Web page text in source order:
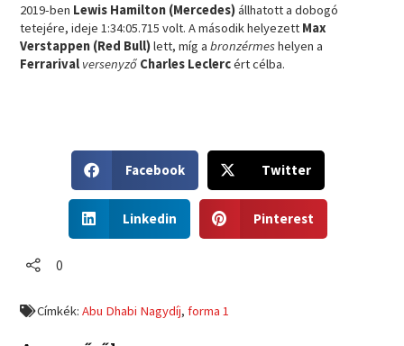
2019-ben Lewis Hamilton (Mercedes)állhatott a dobogó
tetejére, ideje 1:34:05.715 volt. A második helyezett Max
Verstappen (Red Bull)lett, míg abronzérmeshelyen a
Ferrarival versenyző Charles Leclercért célba.
h
a
r
Facebook
h
a
Twitter
h
a
n
Linkedin
h
a
n
Pinterest
0
Címkék:Abu Dhabi Nagydíj,forma 1